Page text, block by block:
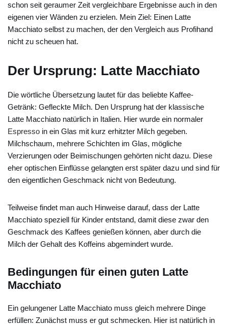
schon seit geraumer Zeit vergleichbare Ergebnisse auch in den
eigenen vier Wänden zu erzielen. Mein Ziel: Einen Latte
Macchiato selbst zu machen, der den Vergleich aus Profihand
nicht zu scheuen hat.
Der Ursprung: Latte Macchiato
Die wörtliche Übersetzung lautet für das beliebte Kaffee-
Getränk: Gefleckte Milch. Den Ursprung hat der klassische
Latte Macchiato natürlich in Italien. Hier wurde ein normaler
Espresso in ein Glas mit kurz erhitzter Milch gegeben.
Milchschaum, mehrere Schichten im Glas, mögliche
Verzierungen oder Beimischungen gehörten nicht dazu. Diese
eher optischen Einflüsse gelangten erst später dazu und sind für
den eigentlichen Geschmack nicht von Bedeutung.
Teilweise findet man auch Hinweise darauf, dass der Latte
Macchiato speziell für Kinder entstand, damit diese zwar den
Geschmack des Kaffees genießen können, aber durch die
Milch der Gehalt des Koffeins abgemindert wurde.
Bedingungen für einen guten Latte
Macchiato
Ein gelungener Latte Macchiato muss gleich mehrere Dinge
erfüllen: Zunächst muss er gut schmecken. Hier ist natürlich in